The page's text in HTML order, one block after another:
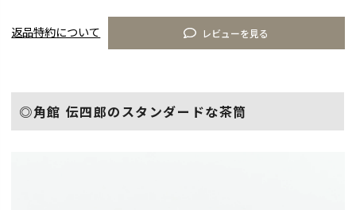
レビューを見る
返品特約について
◎角館 伝四郎のスタンダードな茶筒